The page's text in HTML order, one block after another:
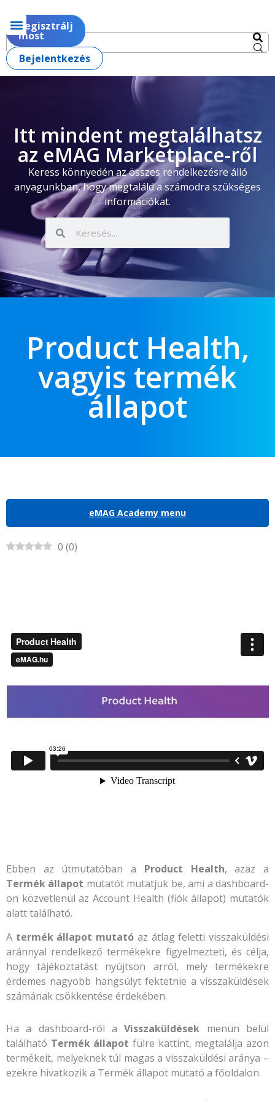
Regisztrálj
most
Bejelentkezés
Itt mindent megtalálhatsz
az eMAG Marketplace-ről
Keress könnyedén az összes rendelkezésre álló
anyagunkban, hogy megtaláld a számodra szükséges
információkat.
Product Health,
vagyis termék
állapot
eMAG Academy menu
0 (0)
Ebben az útmutatóban a Product Health, azaz a
Termék állapot mutatót mutatjuk be, ami a dashboard-
on közvetlenül az Account Health (fiók állapot) mutatók
alatt található.
A termék állapot mutató az átlag feletti visszaküldési
aránnyal rendelkező termékekre figyelmezteti, és célja,
hogy tájékoztatást nyújtson arról, mely termékekre
érdemes nagyobb hangsúlyt fektetnie a visszaküldések
számának csökkentése érdekében.
Ha a dashboard-ról aVisszaküldések menün belül
található Termék állapot fülre kattint, megtalálja azon
termékeit, melyeknek túl magas a visszaküldési aránya –
ezekre hivatkozik a Termék állapot mutató a főoldalon.